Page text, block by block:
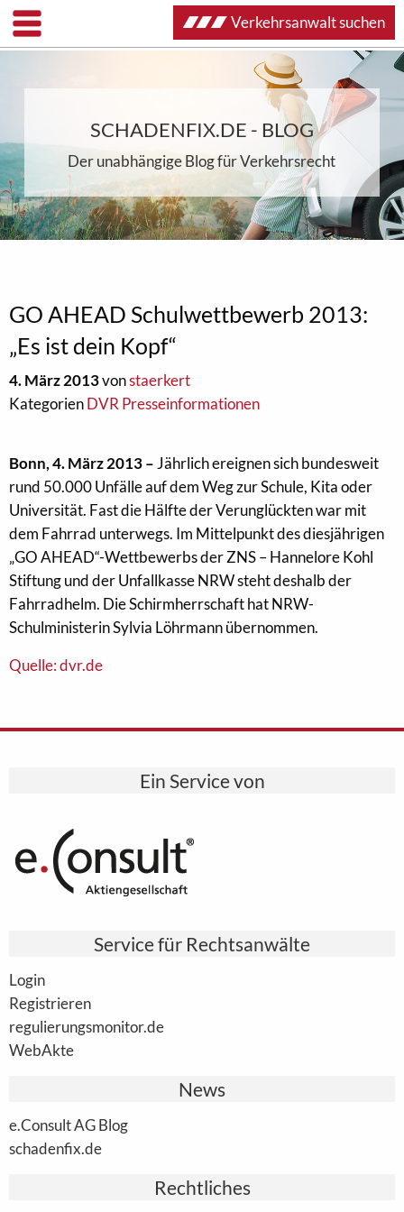
SCHADENFIX.DE - BLOG
Der unabhängige Blog für Verkehrsrecht
GO AHEAD Schulwettbewerb 2013:
„Es ist dein Kopf“
4. März 2013vonstaerkert
KategorienDVR Presseinformationen
Bonn, 4. März 2013 – Jährlich ereignen sich bundesweit
rund 50.000 Unfälle auf dem Weg zur Schule, Kita oder
Universität. Fast die Hälfte der Verunglückten war mit
dem Fahrrad unterwegs. Im Mittelpunkt des diesjährigen
„GO AHEAD“-Wettbewerbs der ZNS – Hannelore Kohl
Stiftung und der Unfallkasse NRW steht deshalb der
Fahrradhelm. Die Schirmherrschaft hat NRW-
Schulministerin Sylvia Löhrmann übernommen.
Quelle: dvr.de
Ein Service von
Service für Rechtsanwälte
Login
Registrieren
regulierungsmonitor.de
WebAkte
News
e.Consult AG Blog
schadenfix.de
Rechtliches
Verkehrsanwalt suchen